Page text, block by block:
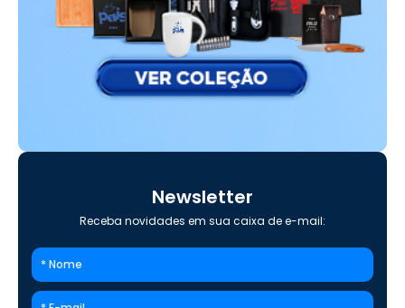
Newsletter
Receba novidades em sua caixa de e-mail: